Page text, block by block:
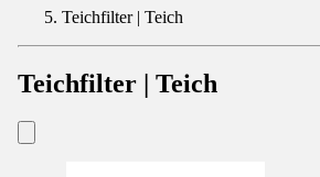
Teichfilter | Teich
Teichfilter | Teich